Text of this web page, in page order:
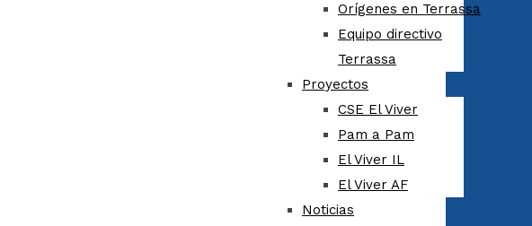
Orígenes en Terrassa
Equipo directivo
Terrassa
Proyectos
CSE El Viver
Pam a Pam
El Viver IL
El Viver AF
Noticias